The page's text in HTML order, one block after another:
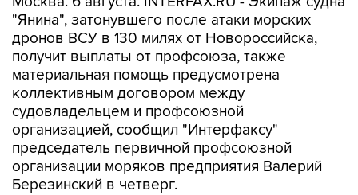
"Янина", затонувшего после атаки морских
дронов ВСУ в 130 милях от Новороссийска,
получит выплаты от профсоюза, также
материальная помощь предусмотрена
коллективным договором между
судовладельцем и профсоюзной
организацией, сообщил "Интерфаксу"
председатель первичной профсоюзной
организации моряков предприятия Валерий
Березинский в четверг.